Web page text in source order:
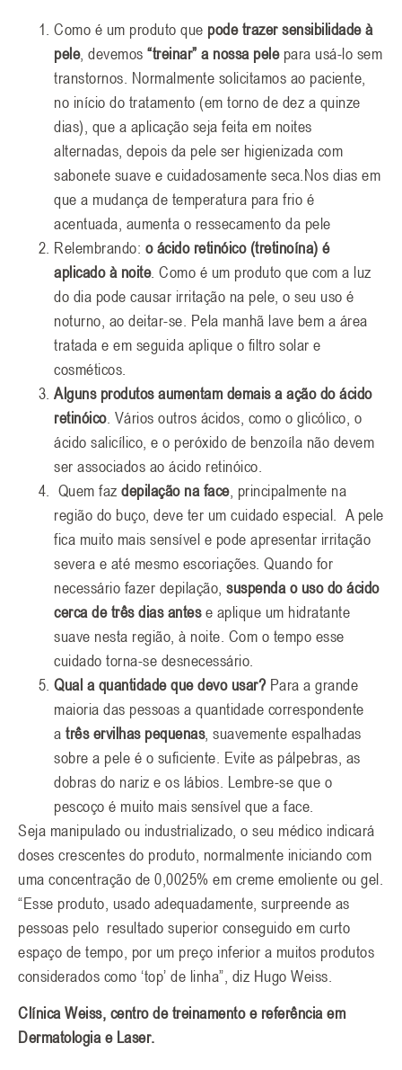
Como é um produto que pode trazer sensibilidade à
pele, devemos “treinar” a nossa pelepara usá-lo sem
transtornos. Normalmente solicitamos ao paciente,
no início do tratamento (em torno de dez a quinze
dias), que a aplicação seja feita em noites
alternadas, depois da pele ser higienizada com
sabonete suave e cuidadosamente seca.Nos dias em
que a mudança de temperatura para frio é
acentuada, aumenta o ressecamento da pele
Relembrando: o ácido retinóico (tretinoína) é
aplicado à noite. Como é um produto que com a luz
do dia pode causar irritação na pele, o seu uso é
noturno, ao deitar-se. Pela manhã lave bem a área
tratada e em seguida aplique o filtro solar e
cosméticos.
Alguns produtos aumentam demais a ação do ácido
retinóico. Vários outros ácidos, como o glicólico, o
ácido salicílico, e o peróxido de benzoíla não devem
ser associados ao ácido retinóico.
Quem faz depilação na face, principalmente na
região do buço, deve ter um cuidado especial. A pele
fica muito mais sensível e pode apresentar irritação
severa e até mesmo escoriações. Quando for
necessário fazer depilação, suspenda o uso do ácido
cerca de três dias antese aplique um hidratante
suave nesta região, à noite. Com o tempo esse
cuidado torna-se desnecessário.
Qual a quantidade que devo usar?Para a grande
maioria das pessoas a quantidade correspondente
a três ervilhas pequenas, suavemente espalhadas
sobre a pele é o suficiente. Evite as pálpebras, as
dobras do nariz e os lábios. Lembre-se que o
pescoço é muito mais sensível que a face.
Seja manipulado ou industrializado, o seu médico indicará
doses crescentes do produto, normalmente iniciando com
uma concentração de 0,0025% em creme emoliente ou gel.
“Esse produto, usado adequadamente, surpreende as
pessoas pelo resultado superior conseguido em curto
espaço de tempo, por um preço inferior a muitos produtos
considerados como ‘top’ de linha”, diz Hugo Weiss.
Clínica Weiss, centro de treinamento e referência em
Dermatologia e Laser.